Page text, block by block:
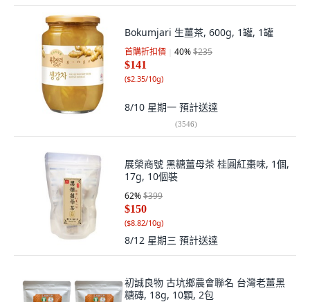
Bokumjari 生薑茶, 600g, 1罐, 1罐
首購折扣價 40%$235
$141
($2.35/10g)
8/10 星期一 預計送達
(3546)
展榮商號 黑糖薑母茶 桂圓紅棗味, 1個,
17g, 10個裝
62%$399
$150
($8.82/10g)
8/12 星期三 預計送達
初誠良物 古坑鄉農會聯名 台灣老薑黑
糖磚, 18g, 10顆, 2包